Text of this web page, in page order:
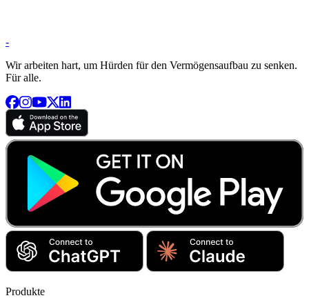
-
Wir arbeiten hart, um Hürden für den Vermögensaufbau zu senken.
Für alle.
Produkte